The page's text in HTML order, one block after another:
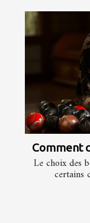
Comment
Le choix des
certains